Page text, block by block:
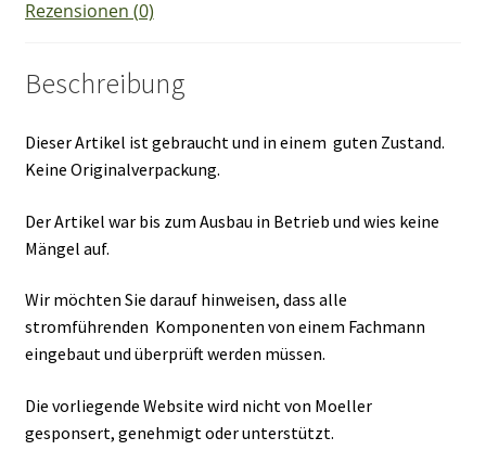
Rezensionen (0)
Beschreibung
Dieser Artikel ist gebraucht und in einem guten Zustand.
Keine Originalverpackung.
Der Artikel war bis zum Ausbau in Betrieb und wies keine
Mängel auf.
Wir möchten Sie darauf hinweisen, dass alle
stromführenden Komponenten von einem Fachmann
eingebaut und überprüft werden müssen.
Die vorliegende Website wird nicht von Moeller
gesponsert, genehmigt oder unterstützt.